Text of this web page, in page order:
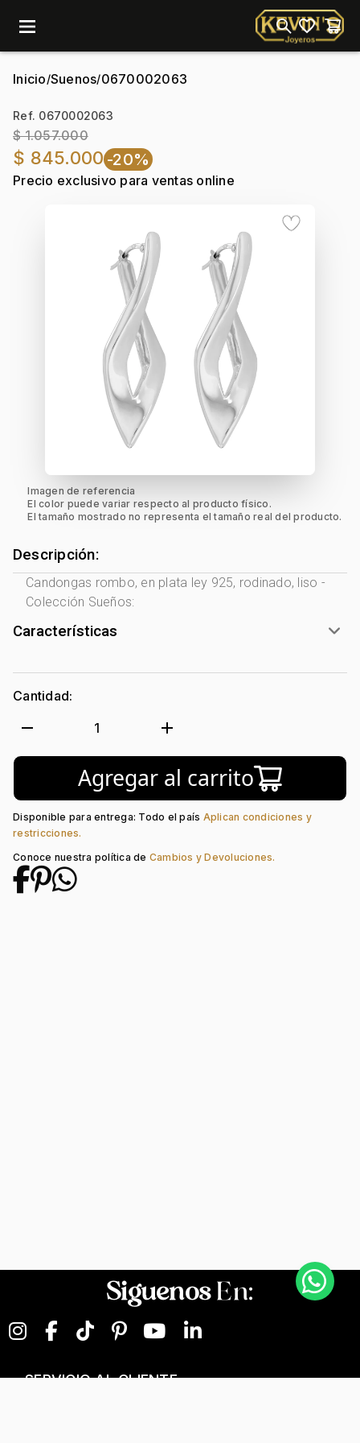
menu
Inicio/Suenos/0670002063
Ref. 0670002063
$ 1.057.000
$ 845.000-20%
Precio exclusivo para ventas online
Imagen de referencia
El color puede variar respecto al producto físico.
El tamaño mostrado no representa el tamaño real del producto.
Descripción:
Candongas rombo, en plata ley 925, rodinado, liso -
Colección Sueños:
Características
Género: Mujer
Tono Metal:
Metal: Plata Ley 925
Figuras Geometricas
Colección: Sueños
Tipo de Broche: Pin
Cantidad:
remove 1 add
Agregar al carrito
Disponible para entrega: Todo el país Aplican condiciones y
restricciones.
Conoce nuestra política de Cambios y Devoluciones.
SiguenosEn:
SERVICIO AL CLIENTE